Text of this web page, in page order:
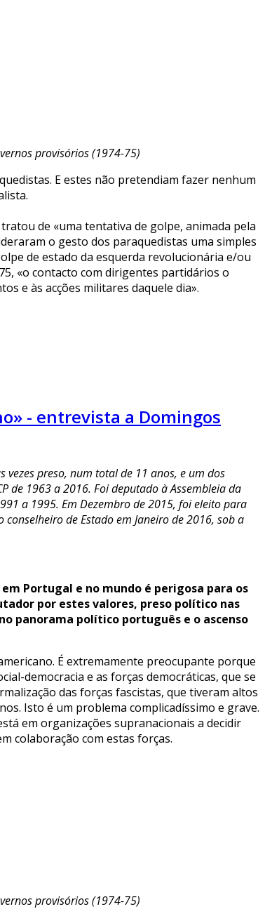
provisórios (1974-75)
E estes não pretendiam fazer nenhum
de «uma tentativa de golpe, animada pela
o gesto dos paraquedistas uma simples
de estado da esquerda revolucionária e/ou
«o contacto com dirigentes partidários o
e às acções militares daquele dia».
- entrevista a Domingos
vezes preso, num total de 11 anos, e um dos
de 1963 a 2016. Foi deputado à Assembleia da
a 1995. Em Dezembro de 2015, foi eleito para
de Estado em Janeiro de 2016, sob a
Portugal e no mundo é perigosa para os
por estes valores, preso político nas
panorama político português e o ascenso
É extremamente preocupante porque
democracia e as forças democráticas, que se
das forças fascistas, que tiveram altos
Isto é um problema complicadíssimo e grave.
em organizações supranacionais a decidir
colaboração com estas forças.
provisórios (1974-75)